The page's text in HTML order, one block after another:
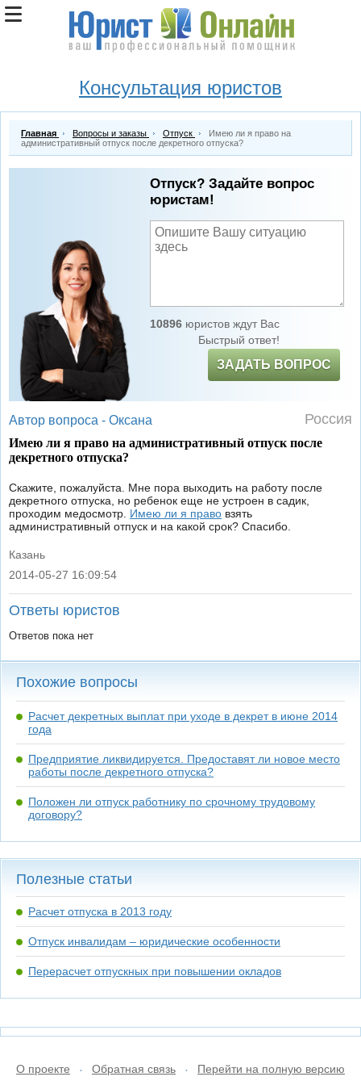
Консультация юристов
Главная Вопросы и заказы Отпуск
Имею ли я право на
административный отпуск после декретного отпуска?
Отпуск? Задайте вопрос
юристам!
10896юристов ждут Вас
Быстрый ответ!
ЗАДАТЬ ВОПРОС
Автор вопроса - Оксана Россия
Имею ли я право на административный отпуск после
декретного отпуска?
Скажите, пожалуйста. Мне пора выходить на работу после
декретного отпуска, но ребенок еще не устроен в садик,
проходим медосмотр. Имею ли я право взять
административный отпуск и на какой срок? Спасибо.
Казань
|
2014-05-27 16:09:54
Ответы юристов
Ответов пока нет
Похожие вопросы
Расчет декретных выплат при уходе в декрет в июне 2014
года
Предприятие ликвидируется. Предоставят ли новое место
работы после декретного отпуска?
Положен ли отпуск работнику по срочному трудовому
договору?
Полезные статьи
Расчет отпуска в 2013 году
Отпуск инвалидам – юридические особенности
Перерасчет отпускных при повышении окладов
О проекте • Обратная связь • Перейти на полную версию